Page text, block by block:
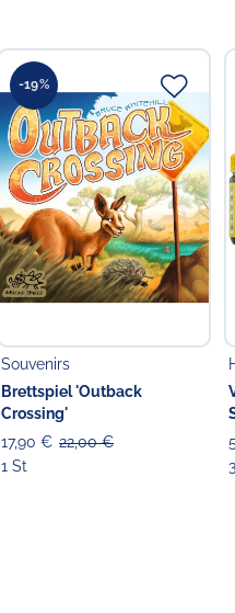
-19%
Souvenirs
Brettspiel 'Outback
Crossing'
17,90 € 22,00 €
1 St